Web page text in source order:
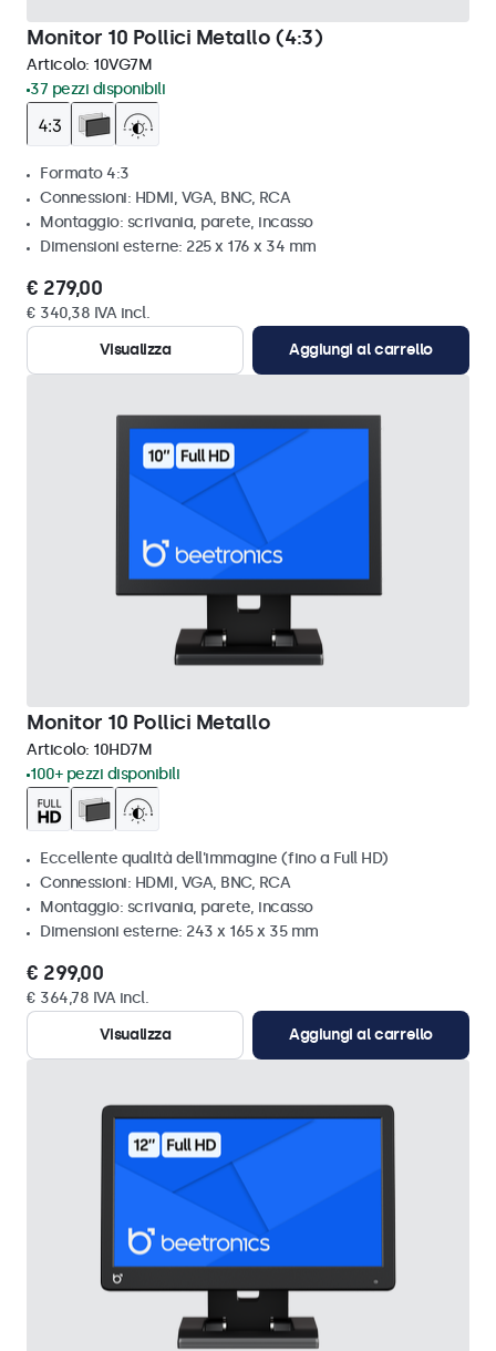
Monitor 10 Pollici Metallo (4:3)
Articolo: 10VG7M
37 pezzi disponibili
Formato 4:3
Connessioni: HDMI, VGA, BNC, RCA
Montaggio: scrivania, parete, incasso
Dimensioni esterne: 225 x 176 x 34 mm
€ 279,00
€ 340,38 IVA incl.
Visualizza
Aggiungi al carrello
Monitor 10 Pollici Metallo
Articolo: 10HD7M
100+ pezzi disponibili
Eccellente qualità dell'immagine (fino a Full HD)
Connessioni: HDMI, VGA, BNC, RCA
Montaggio: scrivania, parete, incasso
Dimensioni esterne: 243 x 165 x 35 mm
€ 299,00
€ 364,78 IVA incl.
Visualizza
Aggiungi al carrello